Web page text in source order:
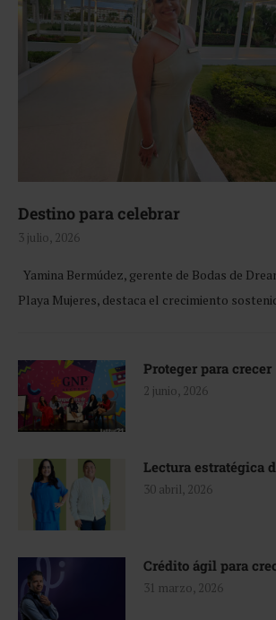
Destino para celebrar
3 julio, 2026
Yamina Bermúdez, gerente de Bodas de
Playa Mujeres, destaca el crecimiento
Proteger para crecer
2 junio, 2026
Lectura estratégica
30 abril, 2026
Crédito ágil para
31 marzo, 2026